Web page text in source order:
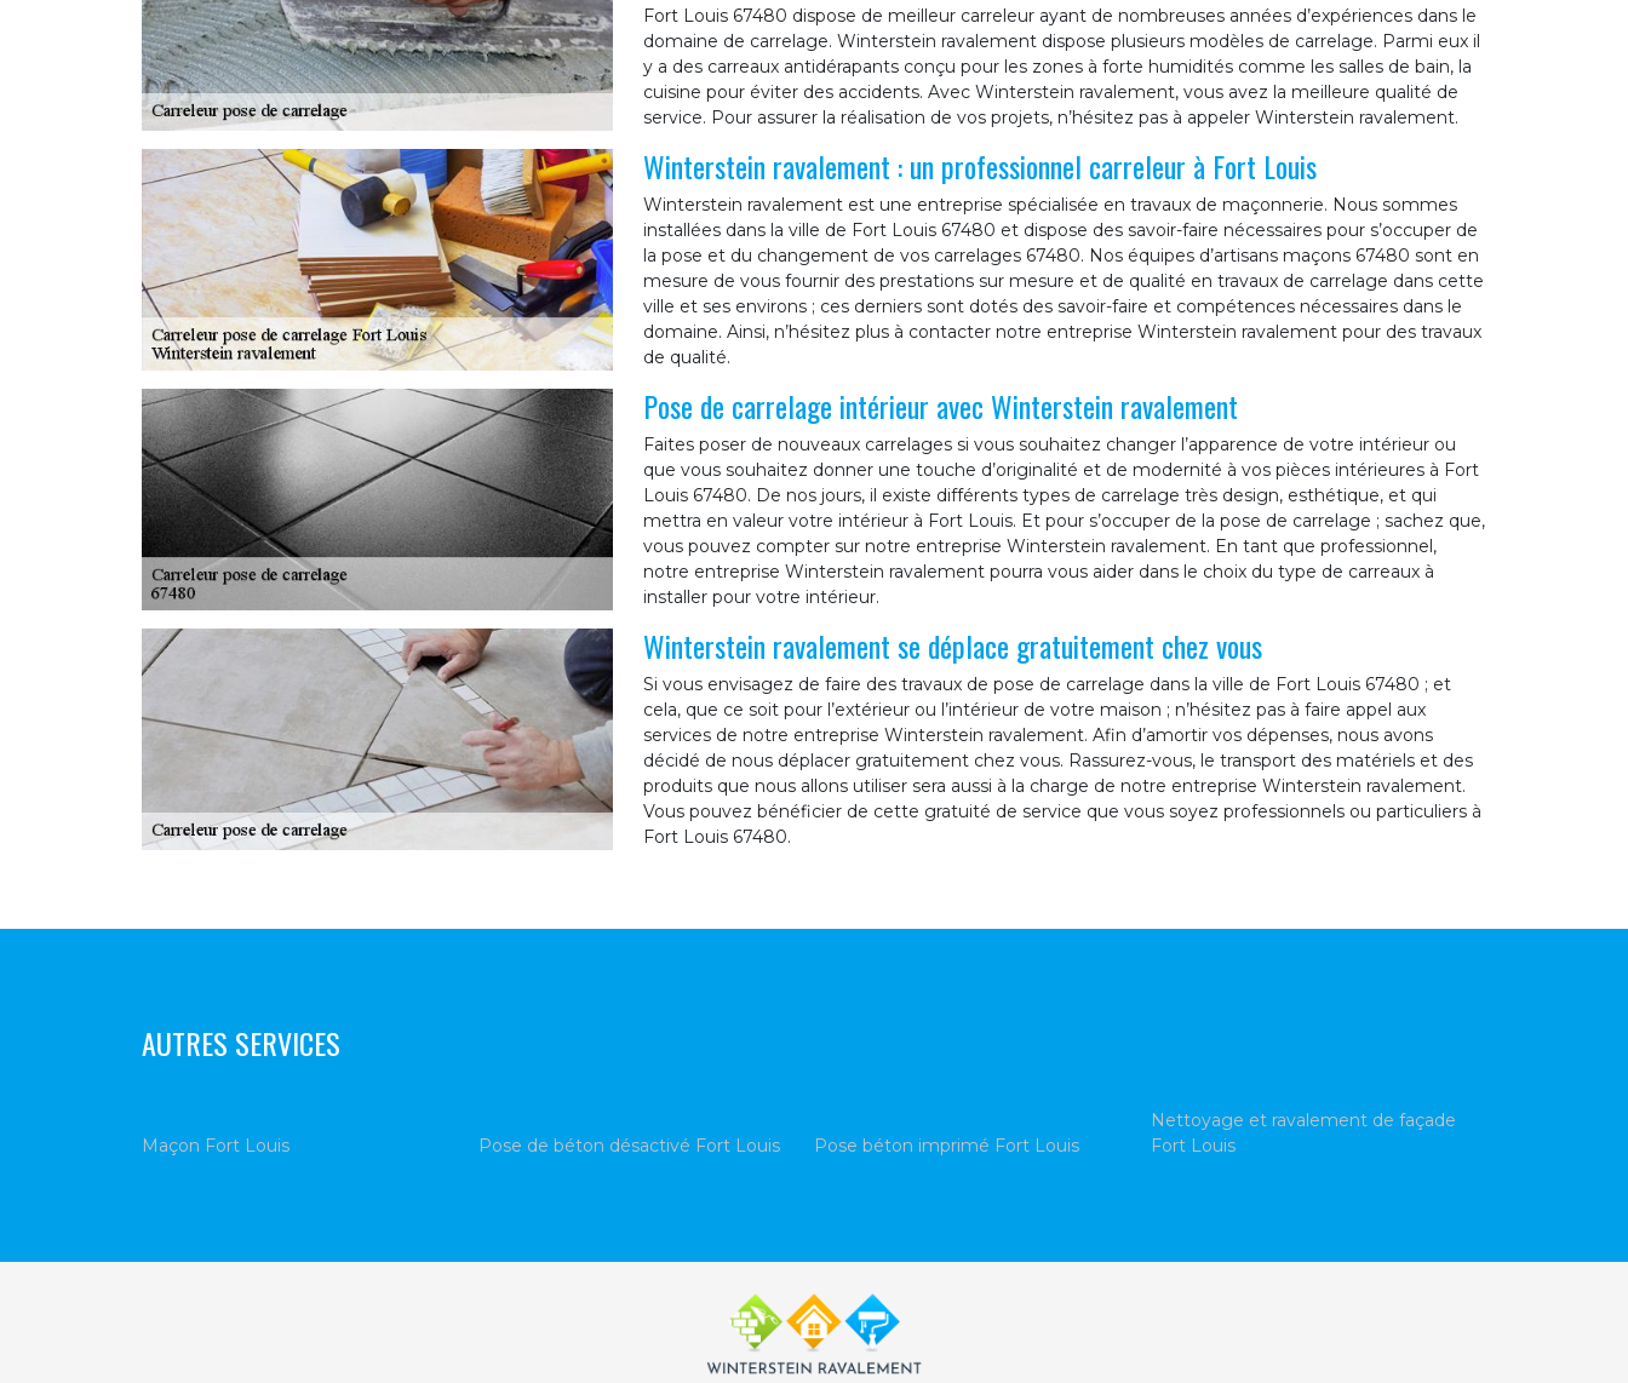
Fort Louis 67480 dispose de meilleur carreleur ayant de nombreuses années d’expériences dans le
domaine de carrelage. Winterstein ravalement dispose plusieurs modèles de carrelage. Parmi eux il
y a des carreaux antidérapants conçu pour les zones à forte humidités comme les salles de bain, la
cuisine pour éviter des accidents. Avec Winterstein ravalement, vous avez la meilleure qualité de
service. Pour assurer la réalisation de vos projets, n’hésitez pas à appeler Winterstein ravalement.
Winterstein ravalement : un professionnel carreleur à Fort Louis
Winterstein ravalement est une entreprise spécialisée en travaux de maçonnerie. Nous sommes
installées dans la ville de Fort Louis 67480 et dispose des savoir-faire nécessaires pour s’occuper de
la pose et du changement de vos carrelages 67480. Nos équipes d’artisans maçons 67480 sont en
mesure de vous fournir des prestations sur mesure et de qualité en travaux de carrelage dans cette
ville et ses environs ; ces derniers sont dotés des savoir-faire et compétences nécessaires dans le
domaine. Ainsi, n’hésitez plus à contacter notre entreprise Winterstein ravalement pour des travaux
de qualité.
Pose de carrelage intérieur avec Winterstein ravalement
Faites poser de nouveaux carrelages si vous souhaitez changer l’apparence de votre intérieur ou
que vous souhaitez donner une touche d’originalité et de modernité à vos pièces intérieures à Fort
Louis 67480. De nos jours, il existe différents types de carrelage très design, esthétique, et qui
mettra en valeur votre intérieur à Fort Louis. Et pour s’occuper de la pose de carrelage ; sachez que,
vous pouvez compter sur notre entreprise Winterstein ravalement. En tant que professionnel,
notre entreprise Winterstein ravalement pourra vous aider dans le choix du type de carreaux à
installer pour votre intérieur.
Winterstein ravalement se déplace gratuitement chez vous
Si vous envisagez de faire des travaux de pose de carrelage dans la ville de Fort Louis 67480 ; et
cela, que ce soit pour l’extérieur ou l’intérieur de votre maison ; n’hésitez pas à faire appel aux
services de notre entreprise Winterstein ravalement. Afin d’amortir vos dépenses, nous avons
décidé de nous déplacer gratuitement chez vous. Rassurez-vous, le transport des matériels et des
produits que nous allons utiliser sera aussi à la charge de notre entreprise Winterstein ravalement.
Vous pouvez bénéficier de cette gratuité de service que vous soyez professionnels ou particuliers à
Fort Louis 67480.
AUTRES SERVICES
Maçon Fort Louis Pose de béton désactivé Fort Louis Pose béton imprimé Fort Louis
Nettoyage et ravalement de façade
Fort Louis